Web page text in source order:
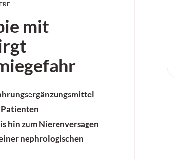
mit
hin zum Nierenversagen
nephrologischen